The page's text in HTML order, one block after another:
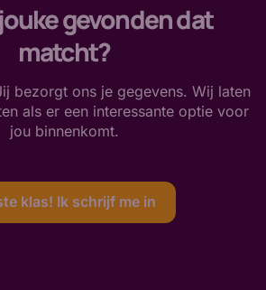
gevonden dat
matcht?
bezorgt ons je gegevens. Wij laten
als er een interessante optie voor
jou binnenkomt.
klas! Ik schrijf me in